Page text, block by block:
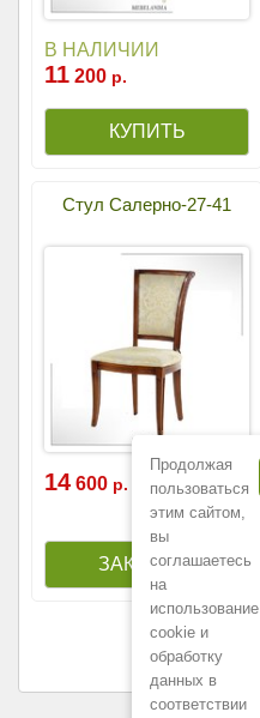
В НАЛИЧИИ
11 200 р.
Стул Салерно-27-41
14 600 р.
Продолжая
пользоваться
этим сайтом,
вы
соглашаетесь
на
использование
cookie и
обработку
данных в
соответствии